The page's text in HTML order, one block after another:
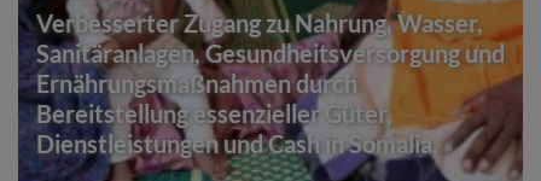
Verbesserter Zugang zu Nahrung, Wasser,
Sanitäranlagen, Gesundheitsversorgung und
Ernährungsmaßnahmen durch
Bereitstellung essenzieller Güter,
Dienstleistungen und Cash in Somalia.